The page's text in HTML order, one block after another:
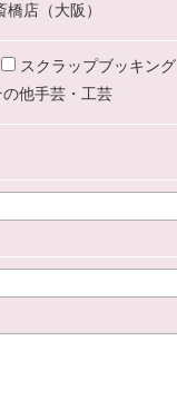
店（大阪）
スクラップブッキング
の他手芸・工芸